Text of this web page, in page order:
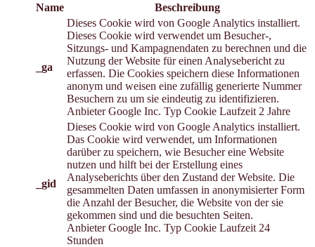
Name
Beschreibung
_ga
Dieses Cookie wird von Google Analytics installiert.
Dieses Cookie wird verwendet um Besucher-,
Sitzungs- und Kampagnendaten zu berechnen und die
Nutzung der Website für einen Analysebericht zu
erfassen. Die Cookies speichern diese Informationen
anonym und weisen eine zufällig generierte Nummer
Besuchern zu um sie eindeutig zu identifizieren.
Anbieter Google Inc. Typ Cookie Laufzeit 2 Jahre
_gid
Dieses Cookie wird von Google Analytics installiert.
Das Cookie wird verwendet, um Informationen
darüber zu speichern, wie Besucher eine Website
nutzen und hilft bei der Erstellung eines
Analyseberichts über den Zustand der Website. Die
gesammelten Daten umfassen in anonymisierter Form
die Anzahl der Besucher, die Website von der sie
gekommen sind und die besuchten Seiten.
Anbieter Google Inc. Typ Cookie Laufzeit 24
Stunden